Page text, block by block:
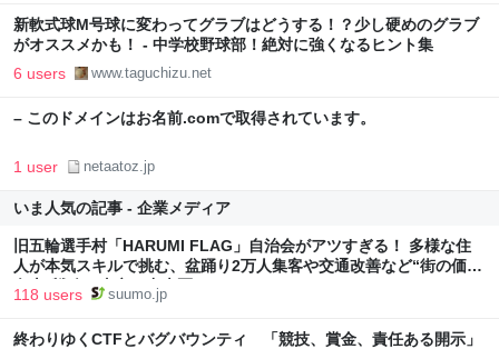
新軟式球M号球に変わってグラブはどうする！？少し硬めのグラブ
がオススメかも！ - 中学校野球部！絶対に強くなるヒント集
6 users www.taguchizu.net
– このドメインはお名前.comで取得されています。
1 user netaatoz.jp
いま人気の記事 - 企業メディア
旧五輪選手村「HARUMI FLAG」自治会がアツすぎる！ 多様な住
人が本気スキルで挑む、盆踊り2万人集客や交通改善など“街の価値
向上”戦略 東京・中央区
118 users suumo.jp
終わりゆくCTFとバグバウンティ 「競技、賞金、責任ある開示」